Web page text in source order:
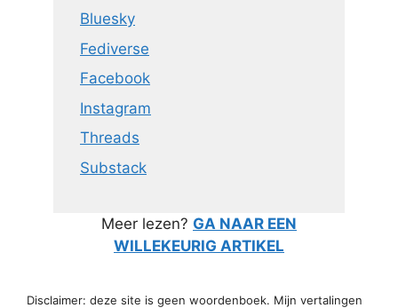
Bluesky
Fediverse
Facebook
Instagram
Threads
Substack
Meer lezen? GA NAAR EEN
WILLEKEURIG ARTIKEL
Disclaimer: deze site is geen woordenboek. Mijn vertalingen